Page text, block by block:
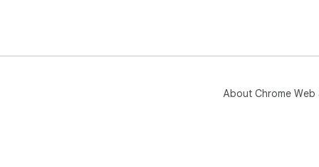
About Chrome Web